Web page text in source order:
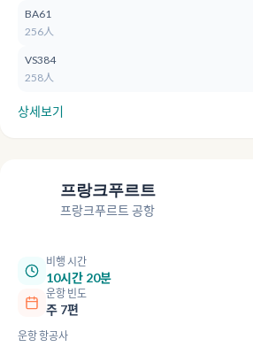
BA61
256人
VS384
258人
상세보기
프랑크푸르트
프랑크푸르트 공항
비행 시간
10시간 20분
운항 빈도
주 7편
운항 항공사